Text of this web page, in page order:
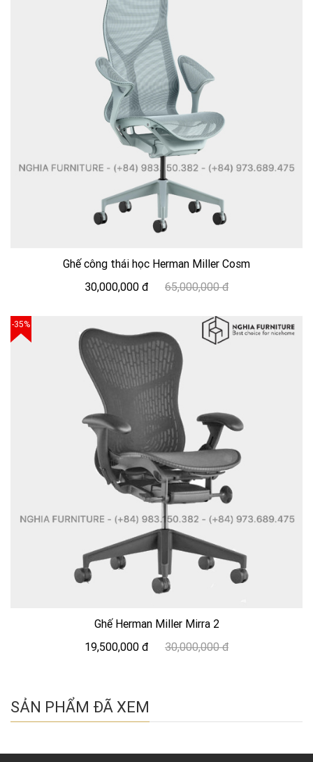
Ghế công thái học Herman Miller Cosm
30,000,000 đ
65,000,000 đ
-35%
Ghế Herman Miller Mirra 2
19,500,000 đ
30,000,000 đ
SẢN PHẨM ĐÃ XEM